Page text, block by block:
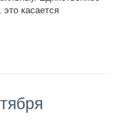
это касается